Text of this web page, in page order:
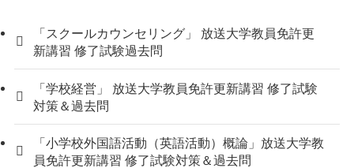
「スクールカウンセリング」 放送大学教員免許更
新講習 修了試験過去問
「学校経営」 放送大学教員免許更新講習 修了試験
対策＆過去問
「小学校外国語活動（英語活動）概論」放送大学教
員免許更新講習 修了試験対策＆過去問